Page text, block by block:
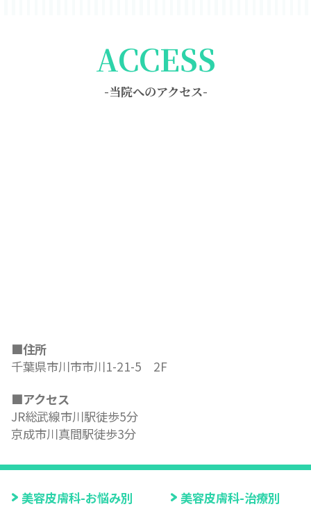
ACCESS
-当院へのアクセス-
■住所
千葉県市川市市川1-21-5 2F
■アクセス
JR総武線市川駅徒歩5分
京成市川真間駅徒歩3分
美容皮膚科-お悩み別 美容皮膚科-治療別